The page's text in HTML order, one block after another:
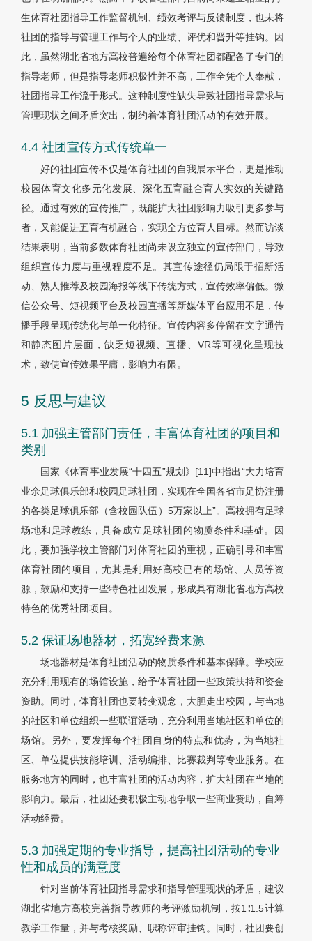
生体育社团指导工作监督机制、绩效考评与反馈制度，也未将
社团的指导与管理工作与个人的业绩、评优和晋升等挂钩。因
此，虽然湖北省地方高校普遍给每个体育社团都配备了专门的
指导老师，但是指导老师积极性并不高，工作全凭个人奉献，
社团指导工作流于形式。这种制度性缺失导致社团指导需求与
管理现状之间矛盾突出，制约着体育社团活动的有效开展。
4.4 社团宣传方式传统单一
好的社团宣传不仅是体育社团的自我展示平台，更是推动
校园体育文化多元化发展、深化五育融合育人实效的关键路
径。通过有效的宣传推广，既能扩大社团影响力吸引更多参与
者，又能促进五育有机融合，实现全方位育人目标。然而访谈
结果表明，当前多数体育社团尚未设立独立的宣传部门，导致
组织宣传力度与重视程度不足。其宣传途径仍局限于招新活
动、熟人推荐及校园海报等线下传统方式，宣传效率偏低。微
信公众号、短视频平台及校园直播等新媒体平台应用不足，传
播手段呈现传统化与单一化特征。宣传内容多停留在文字通告
和静态图片层面，缺乏短视频、直播、VR等可视化呈现技
术，致使宣传效果平庸，影响力有限。
5 反思与建议
5.1 加强主管部门责任，丰富体育社团的项目和
类别
国家《体育事业发展“十四五”规划》[11]中指出“大力培育
业余足球俱乐部和校园足球社团，实现在全国各省市足协注册
的各类足球俱乐部（含校园队伍）5万家以上”。高校拥有足球
场地和足球教练，具备成立足球社团的物质条件和基础。因
此，要加强学校主管部门对体育社团的重视，正确引导和丰富
体育社团的项目，尤其是利用好高校已有的场馆、人员等资
源，鼓励和支持一些特色社团发展，形成具有湖北省地方高校
特色的优秀社团项目。
5.2 保证场地器材，拓宽经费来源
场地器材是体育社团活动的物质条件和基本保障。学校应
充分利用现有的场馆设施，给予体育社团一些政策扶持和资金
资助。同时，体育社团也要转变观念，大胆走出校园，与当地
的社区和单位组织一些联谊活动，充分利用当地社区和单位的
场馆。另外，要发挥每个社团自身的特点和优势，为当地社
区、单位提供技能培训、活动编排、比赛裁判等专业服务。在
服务地方的同时，也丰富社团的活动内容，扩大社团在当地的
影响力。最后，社团还要积极主动地争取一些商业赞助，自筹
活动经费。
5.3 加强定期的专业指导，提高社团活动的专业
性和成员的满意度
针对当前体育社团指导需求和指导管理现状的矛盾，建议
湖北省地方高校完善指导教师的考评激励机制，按1∶1.5计算
教学工作量，并与考核奖励、职称评审挂钩。同时，社团要创